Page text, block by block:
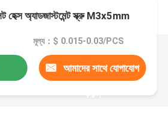
অ্যাডজাস্টমেন্ট স্ক্রু M3x5mm
মূল্য：$ 0.015-0.03/PCS
আমাদের সাথে যোগাযোগ
করুন